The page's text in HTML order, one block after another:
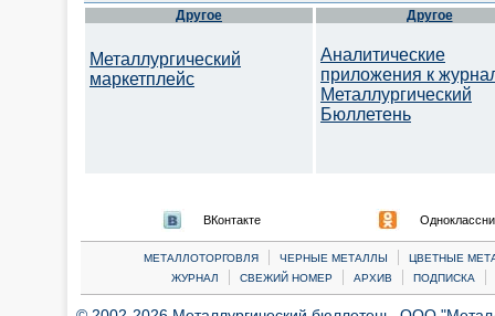
Другое
Металлургический
маркетплейс
Другое
Аналитические
приложения к
Металлургический
Бюллетень
ВКонтакте
МЕТАЛЛОТОРГОВЛЯ | ЧЕРНЫЕ МЕТАЛЛЫ |
ЦВЕТНЫЕ
ЖУРНАЛ
| СВЕЖИЙ НОМЕР | АРХИВ | ПОДПИСКА |